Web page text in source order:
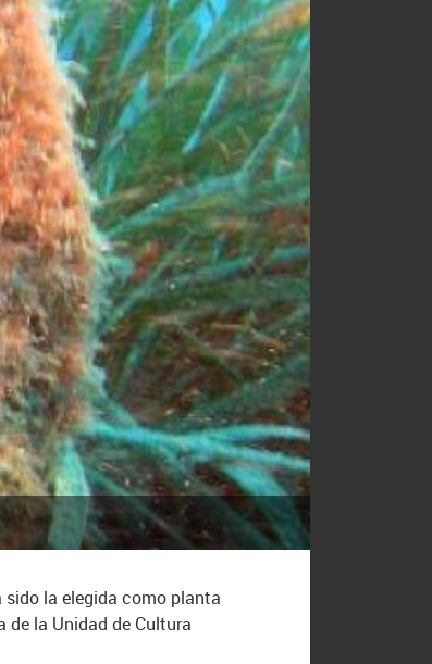
sido la elegida como planta
de la Unidad de Cultura